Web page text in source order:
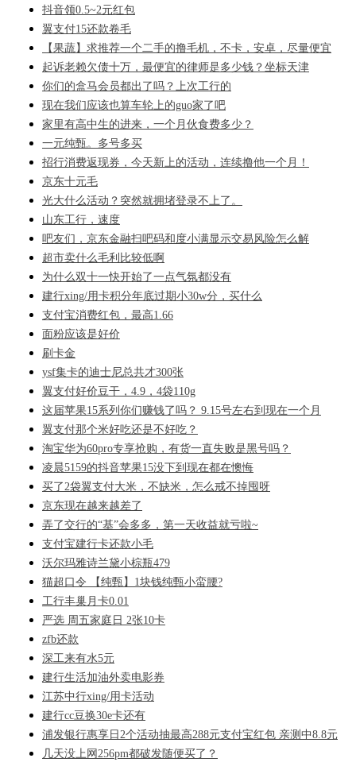
抖音领0.5~2元红包
翼支付15还款卷毛
【果蔬】求推荐一个二手的撸毛机，不卡，安卓，尽量便宜
起诉老赖欠债十万，最便宜的律师是多少钱？坐标天津
你们的盒马会员都出了吗？上次工行的
现在我们应该也算车轮上的guo家了吧
家里有高中生的进来，一个月伙食费多少？
一元纯甄。多号多买
招行消费返现券，今天新上的活动，连续撸他一个月！
京东十元毛
光大什么活动？突然就拥堵登录不上了。
山东工行，速度
吧友们，京东金融扫吧码和度小满显示交易风险怎么解
超市卖什么毛利比较低啊
为什么双十一快开始了一点气氛都没有
建行xing/用卡积分年底过期小30w分，买什么
支付宝消费红包，最高1.66
面粉应该是好价
刷卡金
ysf集卡的迪士尼总共才300张
翼支付好价豆干，4.9，4袋110g
这届苹果15系列你们赚钱了吗？ 9.15号左右到现在一个月
翼支付那个米好吃还是不好吃？
淘宝华为60pro专享抢购，有货一直失败是黑号吗？
凌晨5159的抖音苹果15没下到现在都在懊悔
买了2袋翼支付大米，不缺米，怎么戒不掉囤呀
京东现在越来越差了
弄了交行的“基”会多多，第一天收益就亏啦~
支付宝建行卡还款小毛
沃尔玛雅诗兰黛小棕瓶479
猫超口令 【纯甄】1块钱纯甄小蛮腰?
工行丰巢月卡0.01
严选 周五家庭日 2张10卡
zfb还款
深工来有水5元
建行生活加油外卖电影券
江苏中行xing/用卡活动
建行cc豆换30e卡还有
浦发银行惠享日2个活动抽最高288元支付宝红包 亲测中8.8元
几天没上网256pm都破发随便买了？